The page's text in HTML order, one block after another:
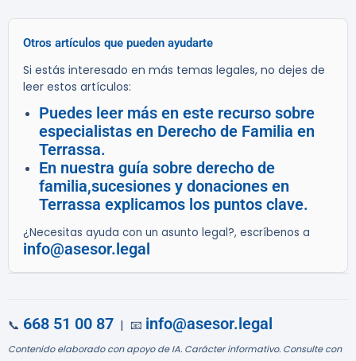
Otros artículos que pueden ayudarte
Si estás interesado en más temas legales, no dejes de
leer estos artículos:
Puedes leer más en este recurso sobre
especialistas en Derecho de Familia en
Terrassa.
En nuestra guía sobre derecho de
familia,sucesiones y donaciones en
Terrassa explicamos los puntos clave.
¿Necesitas ayuda con un asunto legal?, escríbenos a
info@asesor.legal
📞 668 51 00 87 | 📧 info@asesor.legal
Contenido elaborado con apoyo de IA. Carácter informativo. Consulte con